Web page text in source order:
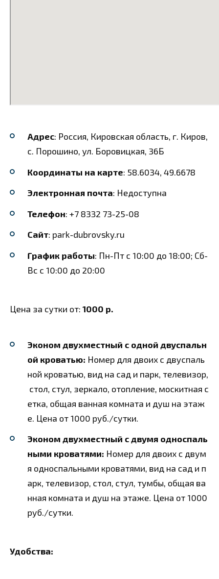
Адрес: Россия, Кировская область, г. Киров,
с. Порошино, ул. Боровицкая, 36Б
Координаты на карте: 58.6034, 49.6678
Электронная почта: Недоступна
Телефон: +7 8332 73-25-08
Сайт: park-dubrovsky.ru
График работы: Пн-Пт с 10:00 до 18:00; Сб-
Вс с 10:00 до 20:00
Цена за сутки от: 1000 р.
Эконом двухместный с одной двуспальн
ой кроватью: Номер для двоих с двуспаль
ной кроватью, вид на сад и парк, телевизор,
стол, стул, зеркало, отопление, москитная с
етка, общая ванная комната и душ на этаж
е. Цена от 1000 руб./сутки.
Эконом двухместный с двумя односпаль
ными кроватями: Номер для двоих с двум
я односпальными кроватями, вид на сад и п
арк, телевизор, стол, стул, тумбы, общая ва
нная комната и душ на этаже. Цена от 1000
руб./сутки.
Удобства: